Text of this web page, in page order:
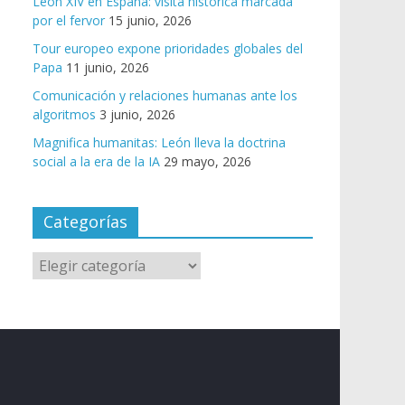
por el fervor 15 junio, 2026
Tour europeo expone prioridades globales del
Papa 11 junio, 2026
Comunicación y relaciones humanas ante los
algoritmos 3 junio, 2026
Magnifica humanitas: León lleva la doctrina
social a la era de la IA 29 mayo, 2026
Categorías